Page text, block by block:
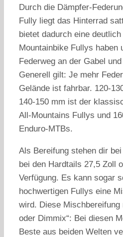
Durch die Dämpfer-
Fully liegt das Hinterrad
bietet dadurch eine
Mountainbike Fullys haben
Federweg an der Gabel
Generell gilt: Je mehr
Gelände ist fahrbar. 120-
140-150 mm ist der
All-Mountains Fullys und
Enduro-MTBs.
Als Bereifung stehen dir
bei den Hardtails 27,5 Zoll
Verfügung. Es kann sogar
hochwertigen Fullys eine
wird. Diese Mischbereifung
oder Dimmix“: Bei diesen
Beste aus beiden Welten